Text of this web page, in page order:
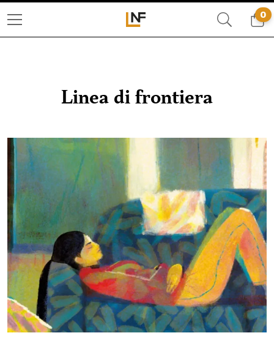
0
Linea di frontiera